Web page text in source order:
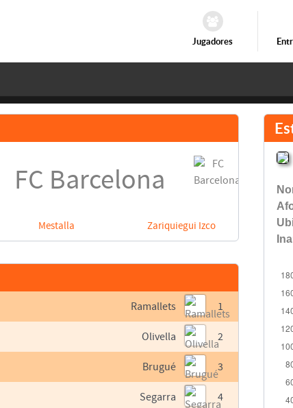
Jugadores
FC Barcelona
Mestalla Zariquiegui Izco
1
Ramallets
2
Olivella
3
Brugué
4
Segarra